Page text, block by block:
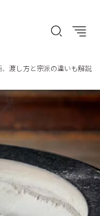
渡し方と宗派の違いも解説